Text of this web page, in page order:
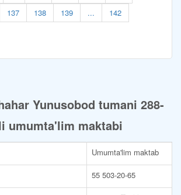
137 138 139 ...
142
Yunusobod tumani 288-
umumta'lim maktabi
Umumta'lim maktab
55 503-20-65